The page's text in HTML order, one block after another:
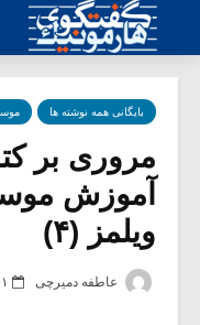
بایگانی همه نوشته ها
مروری بر
آموزش
ویلمز (۴)
عاطفه دمیرچی ۱ مهر ۱۳۹۶